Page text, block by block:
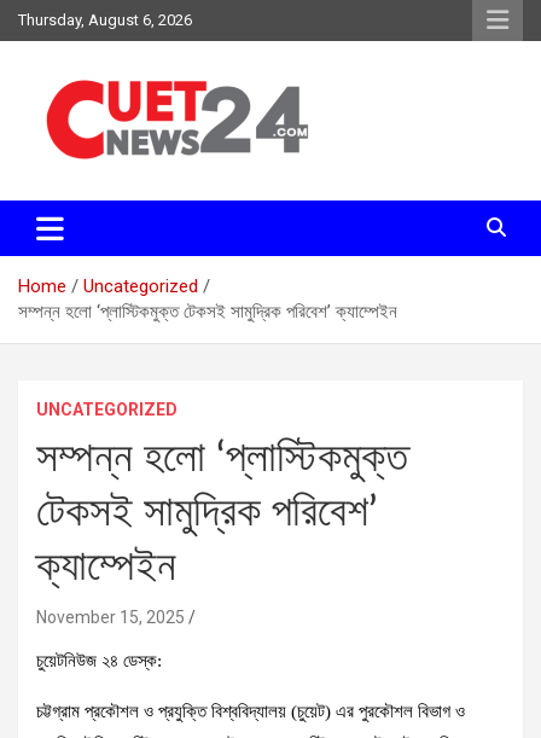
Skip
to
Thursday, August 6, 2026
চুয়েট নিউজ২৪
Home
Uncategorized
সম্পন্ন হলো ‘প্লাস্টিকমুক্ত টেকসই সামুদ্রিক পরিবেশ’ ক্যাম্পেইন
UNCATEGORIZED
সম্পন্ন হলো ‘প্লাস্টিকমুক্ত
টেকসই সামুদ্রিক পরিবেশ’
ক্যাম্পেইন
November 15, 2025
চুয়েটনিউজ ২৪ ডেস্ক:
চট্টগ্রাম প্রকৌশল ও প্রযুক্তি বিশ্ববিদ্যালয় (চুয়েট) এর পুরকৌশল বিভাগ ও